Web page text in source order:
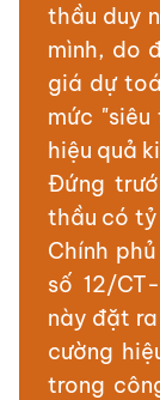
thầu duy
mình, do
giá dự
mức
hiệu quả
Đứng
thầu có tỷ
Chính
số 12/
này đặt
cường
trong